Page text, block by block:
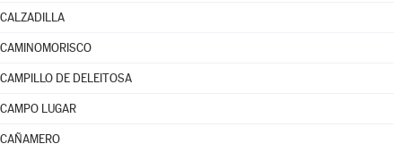
CALZADILLA
CAMINOMORISCO
CAMPILLO DE DELEITOSA
CAMPO LUGAR
CAÑAMERO